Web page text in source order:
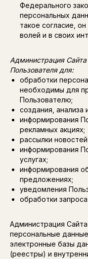
Федерального
персональных
такое согласие,
волей и в своих
Администрация
Пользователя для:
обработки
необходимы для
Пользователю;
создания, анализа
информирования
рекламных акциях;
рассылки
информирования
услугах;
информирования
предложениях;
уведомления
обработки
Администрация
персональные
электронные базы
(реестры) и